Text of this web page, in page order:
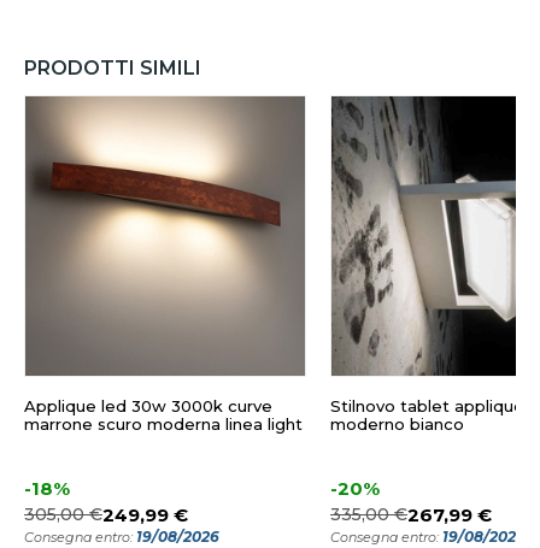
PRODOTTI SIMILI
Applique led 30w 3000k curve
marrone scuro moderna linea light
-18%
305,00 €249,99 €
Consegna entro: 19/08/2026
Stilnovo tablet applique
moderno bianco
-20%
335,00 €267,99 €
Consegna entro: 19/08/2026